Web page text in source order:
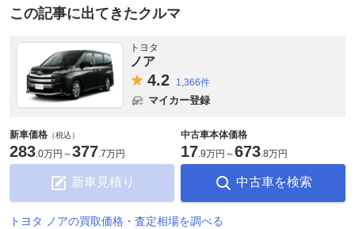
この記事に出てきたクルマ
トヨタ
ノア
4.2 1,366件
マイカー登録
新車価格 （税込）
283.0万円 ～377.7万円
新車見積り
中古車本体価格
17.9万円 ～673.8万円
中古車を検索
トヨタ ノアの買取価格・査定相場を調べる